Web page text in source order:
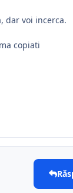
dar voi incerca.
copiati